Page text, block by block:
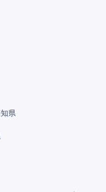
県